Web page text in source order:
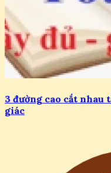
3 đường cao cắt nhau
giác